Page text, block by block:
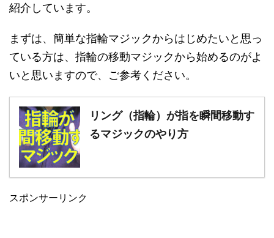
紹介しています。
まずは、簡単な指輪マジックからはじめたいと思っ
ている方は、指輪の移動マジックから始めるのがよ
いと思いますので、ご参考ください。
リング（指輪）が指を瞬間移動す
るマジックのやり方
スポンサーリンク